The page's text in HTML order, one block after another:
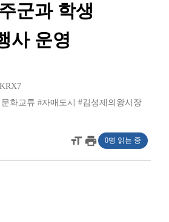
군과 학생
사 운영
KRX7
화교류 #자매도시 #김성제의왕시장
format_sizeprint 0명 읽는 중